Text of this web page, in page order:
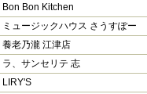
Bon Bon Kitchen
ミュージックハウス さうすぽー
養老乃瀧 江津店
ラ、サンセリテ 志
LIRY'S